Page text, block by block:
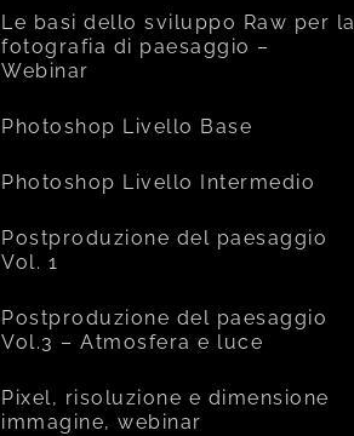
Le basi dello sviluppo Raw per la
fotografia di paesaggio –
Webinar
Photoshop Livello Base
Photoshop Livello Intermedio
Postproduzione del paesaggio
Vol. 1
Postproduzione del paesaggio
Vol.3 – Atmosfera e luce
Pixel, risoluzione e dimensione
immagine, webinar